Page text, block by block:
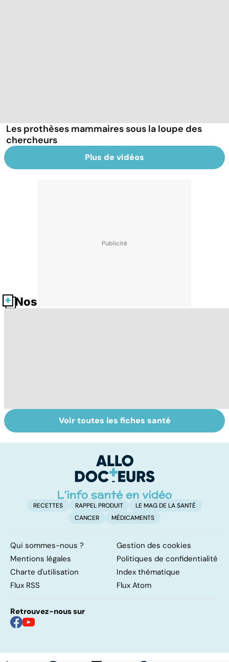
Les prothèses mammaires sous la loupe des
chercheurs
Plus de vidéos
Nos fiches santé
Tout savoir sur
les infections
Inflammation des
amygdales : que
d'angine ?
Voir toutes les fiches santé
RECETTES RAPPEL PRODUIT
LE MAG DE LA SANTÉ
CANCER
MÉDICAMENTS
Qui sommes-nous ?
Gestion des cookies
Mentions légales
Politiques de confidentialité
Charte d'utilisation
Index thématique
Flux RSS
Flux Atom
Retrouvez-nous sur